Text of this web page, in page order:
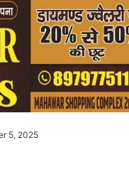
5, 2025